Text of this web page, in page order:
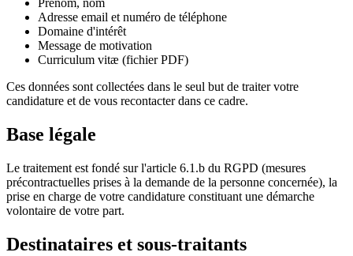
Prénom, nom
Adresse email et numéro de téléphone
Domaine d'intérêt
Message de motivation
Curriculum vitæ (fichier PDF)
Ces données sont collectées dans le seul but de traiter votre
candidature et de vous recontacter dans ce cadre.
Base légale
Le traitement est fondé sur l'article 6.1.b du RGPD (mesures
précontractuelles prises à la demande de la personne concernée), la
prise en charge de votre candidature constituant une démarche
volontaire de votre part.
Destinataires et sous-traitants